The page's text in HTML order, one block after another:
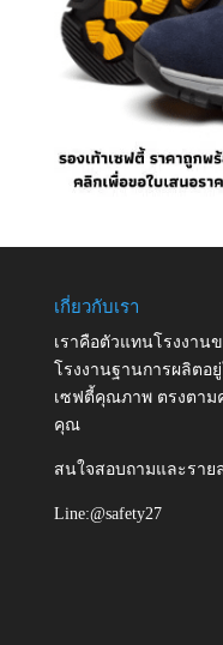
เกี่ยวกับเรา
เราคือตัวแทนโรงงาน
โรงงานฐานการผลิตอ
เซฟตี้คุณภาพ ตรงตาม
คุณ
สนใจสอบถามและรายล
Line:@safety27